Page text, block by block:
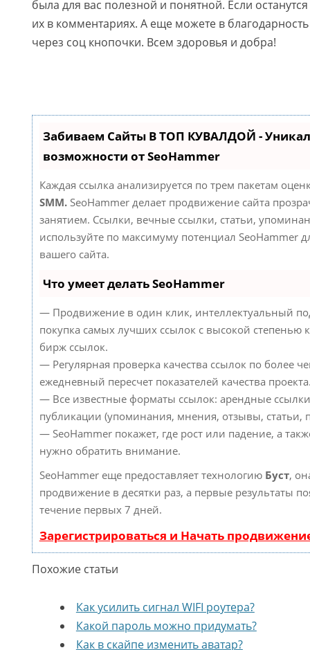
была для вас полезной и понятной. Если
их в комментариях. А еще можете в благодарность
через соц кнопочки. Всем здоровья и добра!
Забиваем Сайты В ТОП КУВАЛДОЙ -
возможности от SeoHammer
Каждая ссылка анализируется по трем пакетам
SMM.SeoHammer делает продвижение сайта
занятием. Ссылки, вечные ссылки, статьи,
используйте по максимуму потенциал SeoHammer
вашего сайта.
Что умеет делать SeoHammer
— Продвижение в один клик, интеллектуальный
покупка самых лучших ссылок с высокой степенью
бирж ссылок.
— Регулярная проверка качества ссылок по более
ежедневный пересчет показателей качества
— Все известные форматы ссылок: арендные
публикации (упоминания, мнения, отзывы, статьи,
— SeoHammer покажет, где рост или падение, а
нужно обратить внимание.
SeoHammer еще предоставляет технологию Буст,
продвижение в десятки раз, а первые результаты
течение первых 7 дней.
Зарегистрироваться и Начать
Похожие статьи
Как усилить сигнал WIFI роутера?
Какой пароль можно придумать?
Как в скайпе изменить аватар?